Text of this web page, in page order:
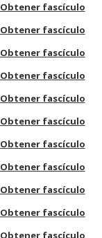
Obtener fascículo
Obtener fascículo
Obtener fascículo
Obtener fascículo
Obtener fascículo
Obtener fascículo
Obtener fascículo
Obtener fascículo
Obtener fascículo
Obtener fascículo
Obtener fascículo